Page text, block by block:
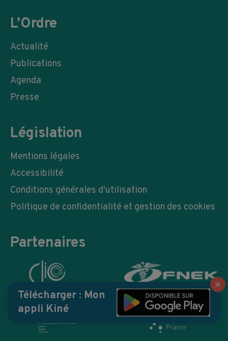
L’Ordre
Actualité
Publications
Agenda
Presse
Législation
Mentions légales
Accessibilité
Conditions générales d'utilisation
Politique de confidentialité et gestion des cookies
Partenaires
Télécharger : Mon
appli Kiné